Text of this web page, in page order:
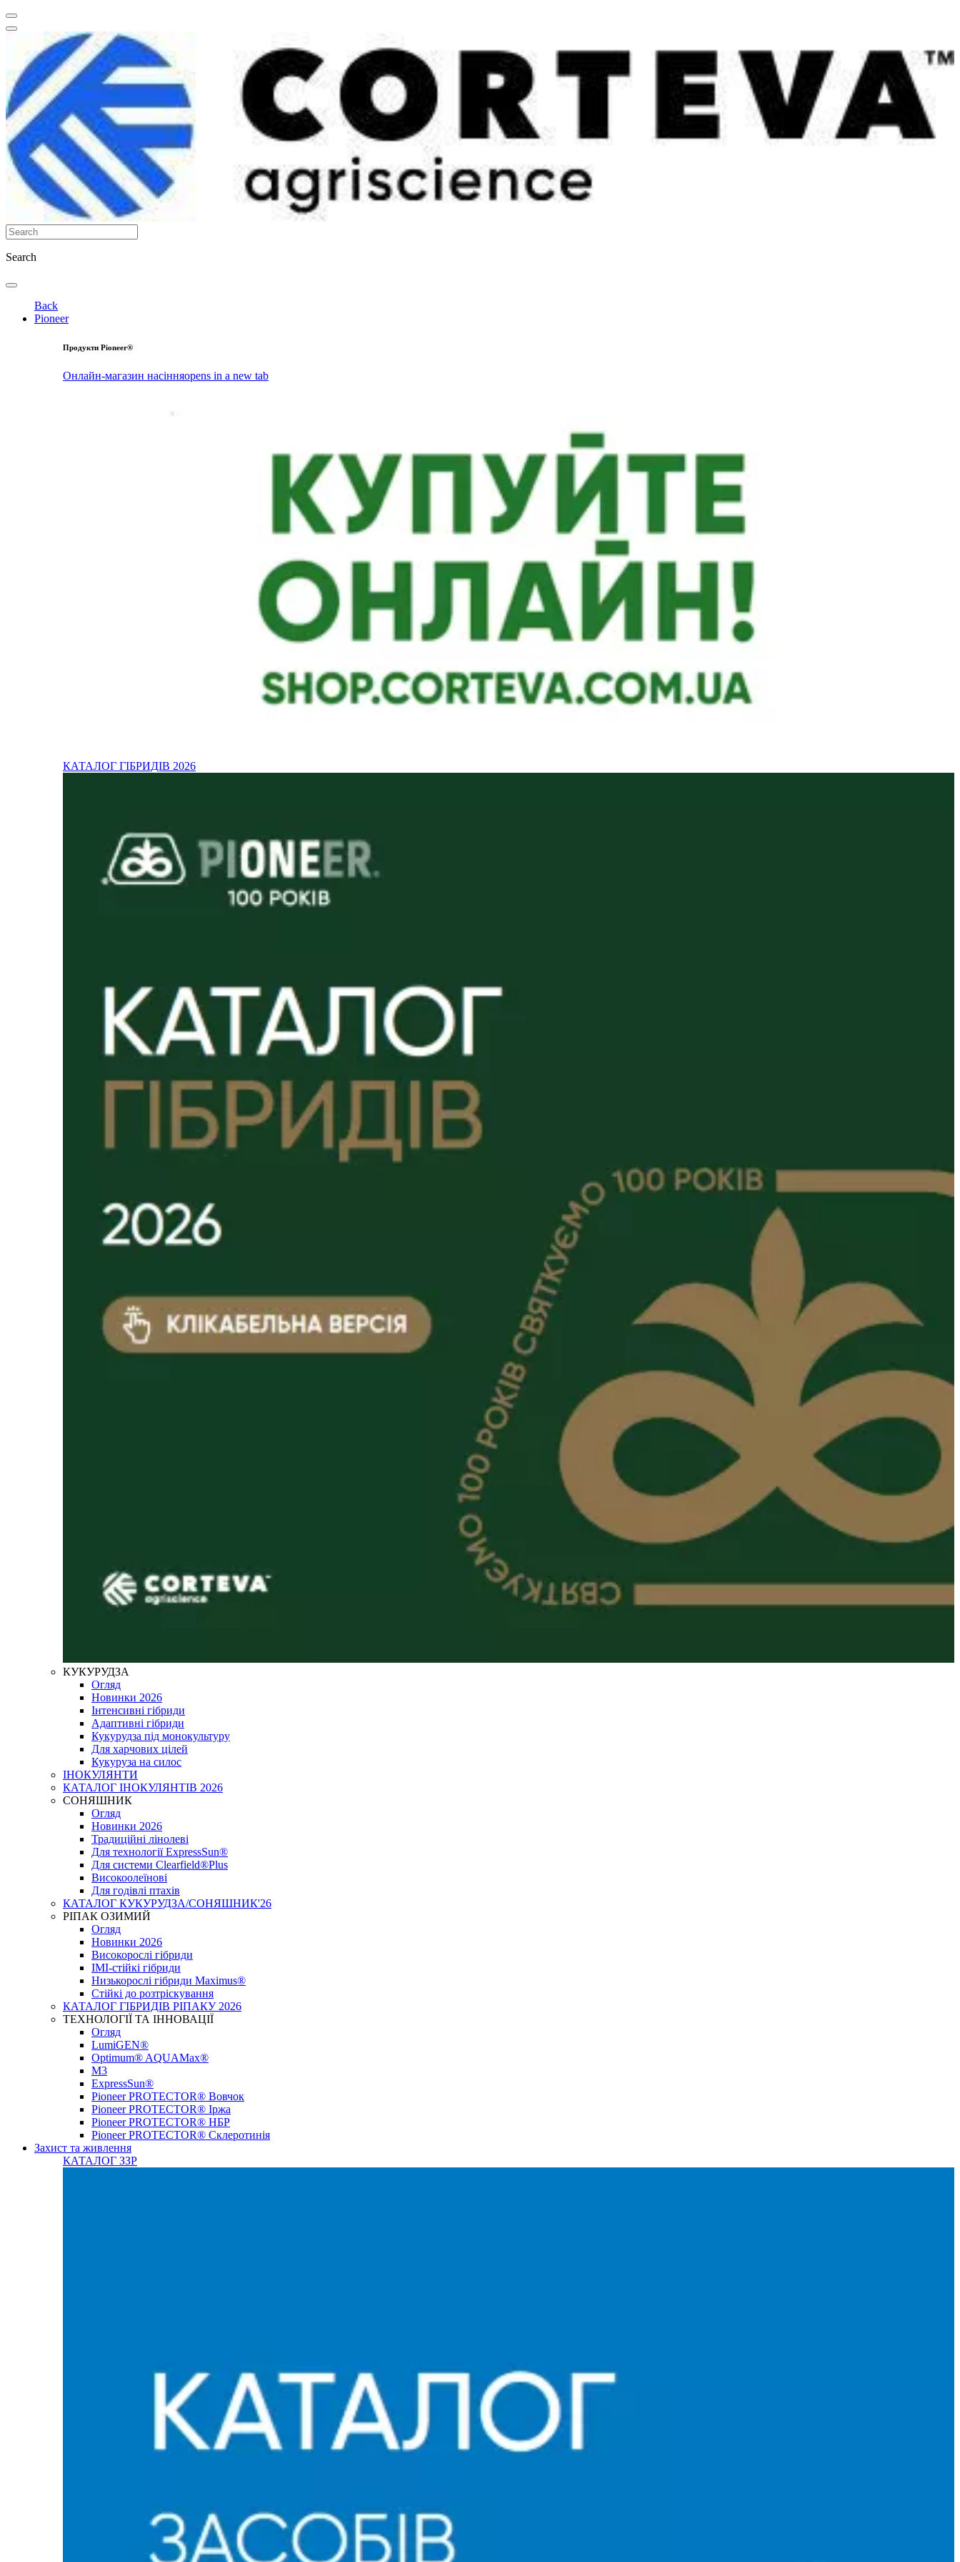
Search
Back
Pioneer
Продукти Pioneer®
Онлайн-магазин насінняopens in a new tab
КАТАЛОГ ГІБРИДІВ 2026
КУКУРУДЗА
Огляд
Новинки 2026
Інтенсивні гібриди
Адаптивні гібриди
Кукурудза під монокультуру
Для харчових цілей
Кукуруза на силос
ІНОКУЛЯНТИ
КАТАЛОГ ІНОКУЛЯНТІВ 2026
СОНЯШНИК
Огляд
Новинки 2026
Традиційні лінолеві
Для технології ExpressSun®
Для системи Clearfield®Plus
Високоолеїнові
Для годівлі птахів
КАТАЛОГ КУКУРУДЗА/СОНЯШНИК'26
РІПАК ОЗИМИЙ
Огляд
Новинки 2026
Високорослі гібриди
IMI-стійкі гібриди
Низькорослі гібриди Maximus®
Стійкі до розтріскування
КАТАЛОГ ГІБРИДІВ РІПАКУ 2026
ТЕХНОЛОГІЇ ТА ІННОВАЦІЇ
Огляд
LumiGEN®
Optimum® AQUAMax®
М3
ExpressSun®
Pioneer PROTECTOR® Вовчок
Pioneer PROTECTOR® Іржа
Pioneer PROTECTOR® НБР
Pioneer PROTECTOR® Склеротинія
Захист та живлення
КАТАЛОГ ЗЗР